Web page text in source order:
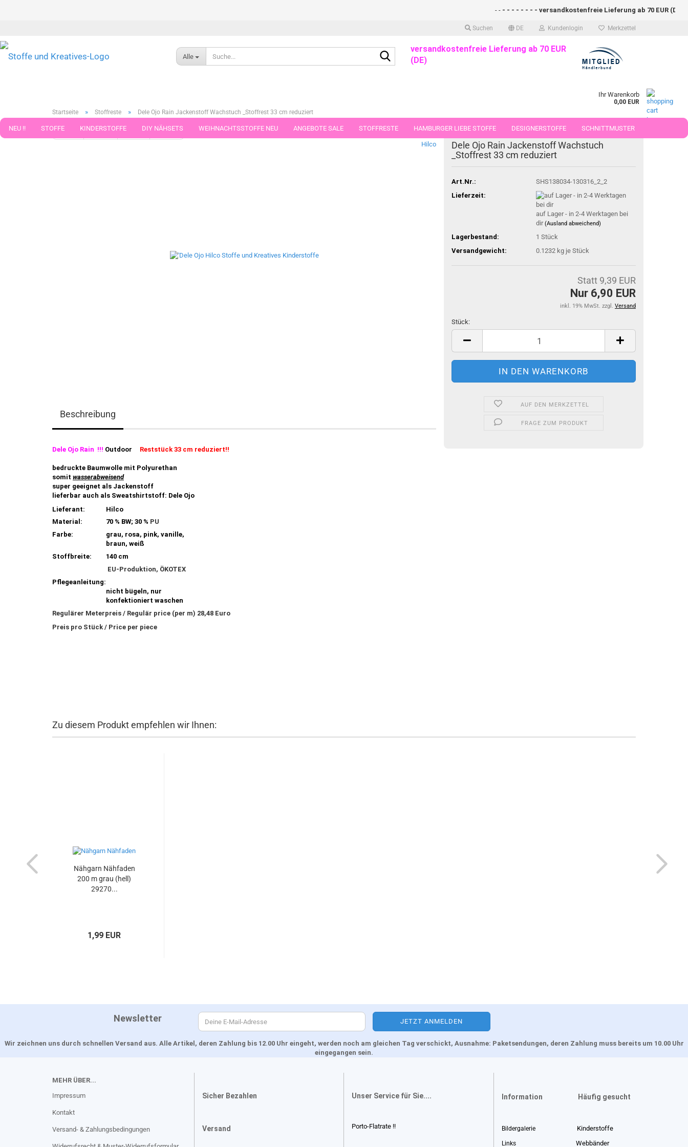
Suchen DE Kundenlogin Merkzettel
- - - - - - - - versandkostenfreie Lieferung ab 70 EUR (DE)-
Alle
Suche...versandkostenfreie Lieferung ab 70 EUR
(DE)
Ihr Warenkorb
0,00 EUR
NEU !! STOFFE KINDERSTOFFE DIY NÄHSETS WEIHNACHTSSTOFFE NEU ANGEBOTE SALE STOFFRESTE HAMBURGER LIEBE STOFFE DESIGNERSTOFFE SCHNITTMUSTER
STOFFE IN STÜCKEN VON 25 UND 50 CM
Startseite » Stoffreste » Dele Ojo Rain Jackenstoff Wachstuch _Stoffrest 33 cm reduziert
« Erster « zurück weiter » Letzter »
Artikel in dieser Kategorie
Hilco
Dele Ojo Rain Jackenstoff Wachstuch
_Stoffrest 33 cm reduziert
Art.Nr.:
SHS138034-130316_2_2
Lieferzeit:
auf Lager - in 2-4 Werktagen bei
dir(Ausland abweichend)
Lagerbestand: 1 Stück
Versandgewicht:
0.1232 kg je Stück
Statt 9,39 EUR
Nur 6,90 EUR
inkl. 19% MwSt. zzgl. Versand
Stück:
Stück
AUF DEN MERKZETTEL
FRAGE ZUM PRODUKT
Beschreibung
Dele Ojo Rain !!! Outdoor Reststück 33 cm reduziert!!
bedruckte Baumwolle mit Polyurethan
somit wasserabweisend
super geeignet als Jackenstoff
lieferbar auch als Sweatshirtstoff: Dele Ojo
Lieferant:
Hilco
Material:
70 % BW; 30 % PU
Farbe:
grau, rosa, pink, vanille,
braun, weiß
Stoffbreite:
140 cm
EU-Produktion, ÖKOTEX
Pflegeanleitung:
nicht bügeln, nur
konfektioniert waschen
Regulärer Meterpreis / Regulär price (per m) 28,48 Euro
Preis pro Stück / Price per piece
Zu diesem Produkt empfehlen wir Ihnen:
Nähgarn Nähfaden
200 m grau (hell)
29270...
1,99 EUR
Newsletter
Wir zeichnen uns durch schnellen Versand aus. Alle Artikel, deren Zahlung bis 12.00 Uhr eingeht, werden noch am gleichen Tag verschickt, Ausnahme: Paketsendungen, deren Zahlung muss bereits um 10.00 Uhr
eingegangen sein.
MEHR ÜBER...
Impressum
Kontakt
Versand- & Zahlungsbedingungen
Sicher Bezahlen
Versand
Unser Service für Sie....
Porto-Flatrate !!
Information Häufig gesucht
Bildergalerie Kinderstoffe
Links Webbänder